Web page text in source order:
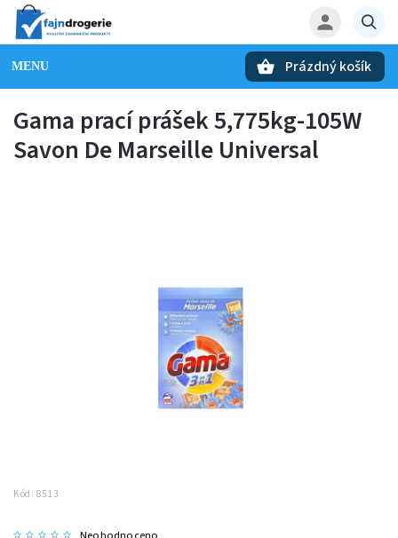
Prázdný košík
Gama prací prášek 5,775kg-105W
Savon De Marseille Universal
Kód: 8513